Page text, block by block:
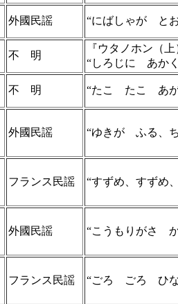
外國民謡 “にばしゃが と
不 明
『ウタノホン（上
“しろじに あか
不 明 “たこ たこ あが
外國民謡 “ゆきが ふる、
フランス民謡 “すずめ、すずめ
外國民謡 “こうもりがさ
フランス民謡 “ごろ ごろ ひ